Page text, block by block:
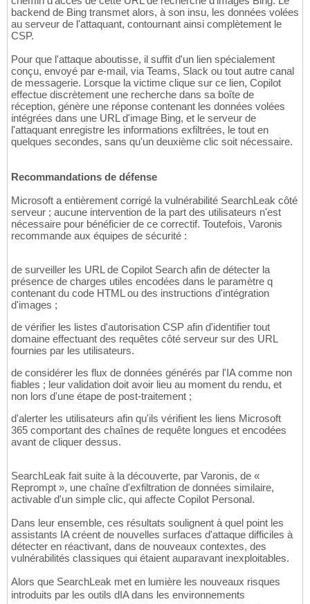
backend de Bing transmet alors, à son insu, les données volées
au serveur de l'attaquant, contournant ainsi complètement le
CSP.
Pour que l'attaque aboutisse, il suffit d'un lien spécialement
conçu, envoyé par e-mail, via Teams, Slack ou tout autre canal
de messagerie. Lorsque la victime clique sur ce lien, Copilot
effectue discrètement une recherche dans sa boîte de
réception, génère une réponse contenant les données volées
intégrées dans une URL d'image Bing, et le serveur de
l'attaquant enregistre les informations exfiltrées, le tout en
quelques secondes, sans qu'un deuxième clic soit nécessaire.
Recommandations de défense
Microsoft a entièrement corrigé la vulnérabilité SearchLeak côté
serveur ; aucune intervention de la part des utilisateurs n'est
nécessaire pour bénéficier de ce correctif. Toutefois, Varonis
recommande aux équipes de sécurité :
de surveiller les URL de Copilot Search afin de détecter la
présence de charges utiles encodées dans le paramètre q
contenant du code HTML ou des instructions d'intégration
d'images ;
de vérifier les listes d'autorisation CSP afin d'identifier tout
domaine effectuant des requêtes côté serveur sur des URL
fournies par les utilisateurs.
de considérer les flux de données générés par l'IA comme non
fiables ; leur validation doit avoir lieu au moment du rendu, et
non lors d'une étape de post-traitement ;
d'alerter les utilisateurs afin qu'ils vérifient les liens Microsoft
365 comportant des chaînes de requête longues et encodées
avant de cliquer dessus.
SearchLeak fait suite à la découverte, par Varonis, de «
Reprompt », une chaîne d'exfiltration de données similaire,
activable d'un simple clic, qui affecte Copilot Personal.
Dans leur ensemble, ces résultats soulignent à quel point les
assistants IA créent de nouvelles surfaces d'attaque difficiles à
détecter en réactivant, dans de nouveaux contextes, des
vulnérabilités classiques qui étaient auparavant inexploitables.
Alors que SearchLeak met en lumière les nouveaux risques
introduits par les outils dIA dans les environnements